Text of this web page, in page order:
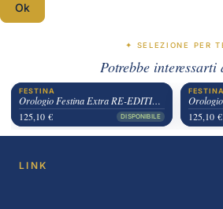
Ok
✦ SELEZIONE PER
Potrebbe interessarti
FESTINA
Orologio Festina Extra RE-EDITION 1948 Pelle
125,10 €
DISPONIBILE
FESTINA
125,10 €
LINK